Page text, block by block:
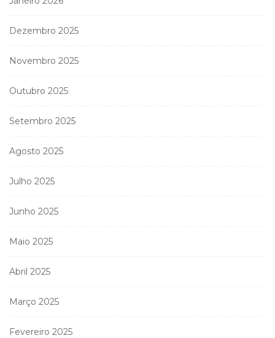
Dezembro 2025
Novembro 2025
Outubro 2025
Setembro 2025
Agosto 2025
Julho 2025
Junho 2025
Maio 2025
Abril 2025
Março 2025
Fevereiro 2025